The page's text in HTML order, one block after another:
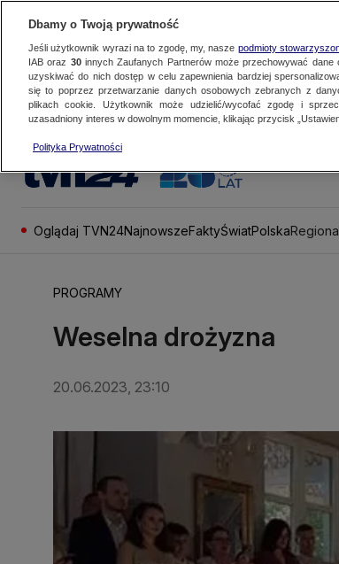
Oglądaj TVN24NajnowszeFaktyŚwiatPolska
PROGRAMY
Weselna drożyzna
20.06.2023, 23:10
Dbamy o Twoją prywatność
Jeśli użytkownik wyrazi na to zgodę, my, nasze podmioty
IAB oraz 30innych Zaufanych Partnerów może przechowywać dane
uzyskiwać do nich dostęp w celu zapewnienia bardziej
się to poprzez przetwarzanie danych osobowych zebranych z
plikach cookie. Użytkownik może udzielić/wycofać zgodę i
uzasadniony interes w dowolnym momencie, klikając przycisk
Polityka Prywatności